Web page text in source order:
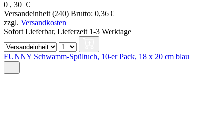
0 , 30 €
Versandeinheit (240) Brutto: 0,36 €
zzgl. Versandkosten
Sofort Lieferbar, Lieferzeit 1-3 Werktage
FUNNY Schwamm-Spültuch, 10-er Pack, 18 x 20 cm blau